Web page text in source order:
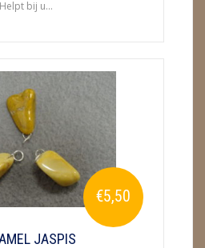
Helpt bij u...
€5,50
JASPIS